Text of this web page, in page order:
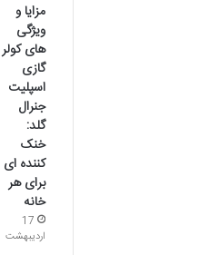
مزایا و
ویژگی
های کولر
گازی
اسپلیت
جنرال
گلد:
خنک
کننده ای
برای هر
خانه
17
اردیبهشت